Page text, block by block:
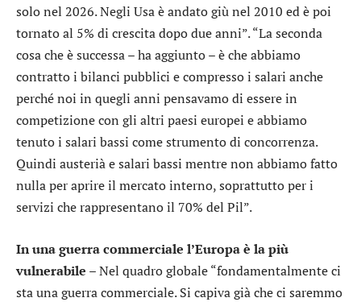
solo nel 2026. Negli Usa è andato giù nel 2010 ed è poi
tornato al 5% di crescita dopo due anni”. “La seconda
cosa che è successa – ha aggiunto – è che abbiamo
contratto i bilanci pubblici e compresso i salari anche
perché noi in quegli anni pensavamo di essere in
competizione con gli altri paesi europei e abbiamo
tenuto i salari bassi come strumento di concorrenza.
Quindi austerià e salari bassi mentre non abbiamo fatto
nulla per aprire il mercato interno, soprattutto per i
servizi che rappresentano il 70% del Pil”.
In una guerra commerciale l’Europa è la più
vulnerabile –Nel quadro globale “fondamentalmente ci
sta una guerra commerciale. Si capiva già che ci saremmo